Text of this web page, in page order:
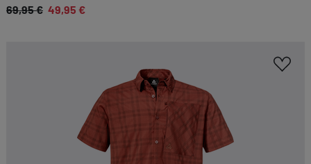
69,95 € 49,95 €